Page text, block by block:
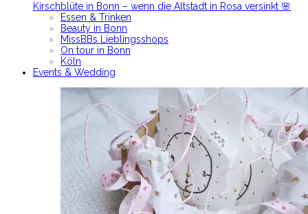
Kirschblüte in Bonn – wenn die Altstadt in Rosa versinkt 🌸
Essen & Trinken
Beauty in Bonn
MissBBs Lieblingsshops
On tour in Bonn
Köln
Events & Wedding